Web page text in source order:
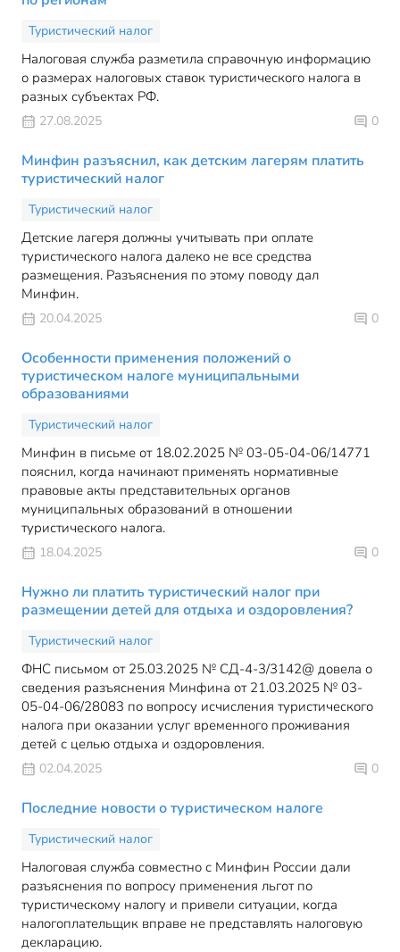
Туристический налог
Налоговая служба разметила справочную информацию
о размерах налоговых ставок туристического налога в
разных субъектах РФ.
27.08.2025 0
Минфин разъяснил, как детским лагерям платить
туристический налог
Туристический налог
Детские лагеря должны учитывать при оплате
туристического налога далеко не все средства
размещения. Разъяснения по этому поводу дал
Минфин.
20.04.2025 0
Особенности применения положений о
туристическом налоге муниципальными
образованиями
Туристический налог
Минфин в письме от 18.02.2025 № 03-05-04-06/14771
пояснил, когда начинают применять нормативные
правовые акты представительных органов
муниципальных образований в отношении
туристического налога.
18.04.2025 0
Нужно ли платить туристический налог при
размещении детей для отдыха и оздоровления?
Туристический налог
ФНС письмом от 25.03.2025 № СД-4-3/3142@ довела о
сведения разъяснения Минфина от 21.03.2025 № 03-
05-04-06/28083 по вопросу исчисления туристического
налога при оказании услуг временного проживания
детей с целью отдыха и оздоровления.
02.04.2025 0
Последние новости о туристическом налоге
Туристический налог
Налоговая служба совместно с Минфин России дали
разъяснения по вопросу применения льгот по
туристическому налогу и привели ситуации, когда
налогоплательщик вправе не представлять налоговую
декларацию.